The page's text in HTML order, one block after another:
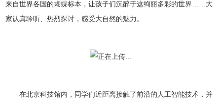
来自世界各国的蝴蝶标本，让孩子们沉醉于这绚丽多彩的世界……大
家认真聆听、热烈探讨，感受大自然的魅力。
在北京科技馆内，同学们近距离接触了前沿的人工智能技术，并